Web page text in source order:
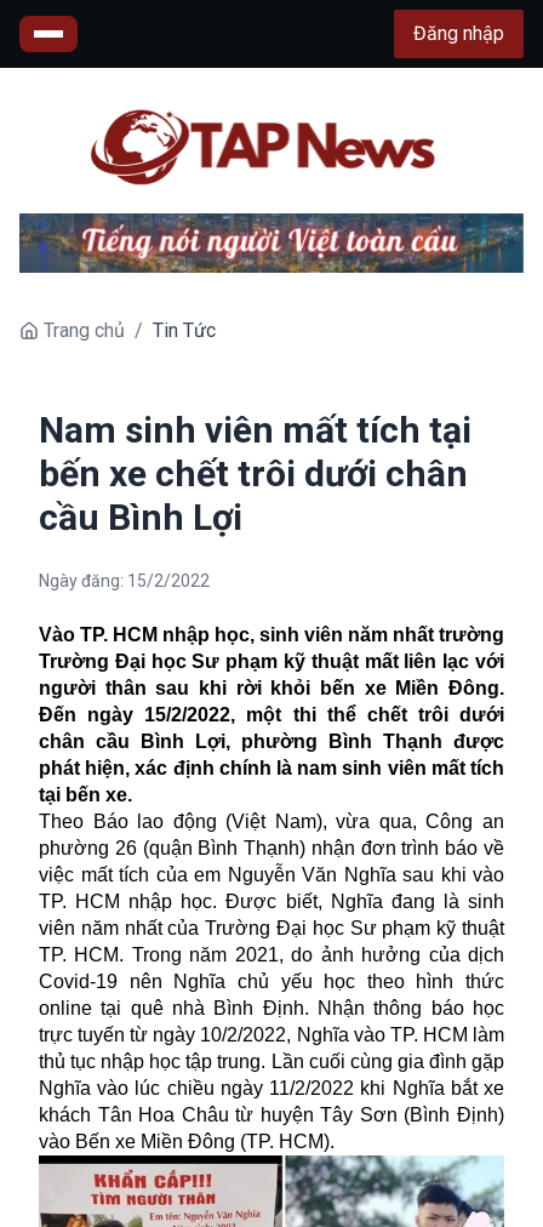
Đăng nhập
Trang chủ / Tin Tức
Nam sinh viên mất tích tại
bến xe chết trôi dưới chân
cầu Bình Lợi
Ngày đăng: 15/2/2022
Vào TP. HCM nhập học, sinh viên năm nhất trường
Trường Đại học Sư phạm kỹ thuật mất liên lạc với
người thân sau khi rời khỏi bến xe Miền Đông.
Đến ngày 15/2/2022, một thi thể chết trôi dưới
chân cầu Bình Lợi, phường Bình Thạnh được
phát hiện, xác định chính là nam sinh viên mất tích
tại bến xe.
Theo Báo lao động (Việt Nam), vừa qua, Công an
phường 26 (quận Bình Thạnh) nhận đơn trình báo về
việc mất tích của em Nguyễn Văn Nghĩa sau khi vào
TP. HCM nhập học. Được biết, Nghĩa đang là sinh
viên năm nhất của Trường Đại học Sư phạm kỹ thuật
TP. HCM. Trong năm 2021, do ảnh hưởng của dịch
Covid-19 nên Nghĩa chủ yếu học theo hình thức
online tại quê nhà Bình Định. Nhận thông báo học
trực tuyến từ ngày 10/2/2022, Nghĩa vào TP. HCM làm
thủ tục nhập học tập trung. Lần cuối cùng gia đình gặp
Nghĩa vào lúc chiều ngày 11/2/2022 khi Nghĩa bắt xe
khách Tân Hoa Châu từ huyện Tây Sơn (Bình Định)
vào Bến xe Miền Đông (TP. HCM).